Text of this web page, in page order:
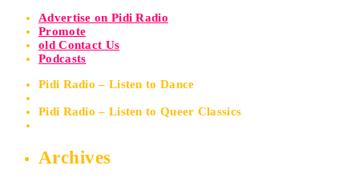
Advertise on Pidi Radio
Promote
old Contact Us
Podcasts
Pidi Radio – Listen to Dance
Pidi Radio – Listen to Queer Classics
Archives